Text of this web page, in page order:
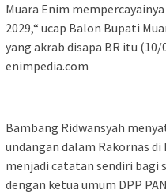
Muara Enim
2029,“ ucap Balon Bupati
yang akrab disapa BR itu
enimpedia.com
Bambang Ridwansyah
undangan dalam Rakornas
menjadi catatan sendiri bagi
dengan ketua umum DPP